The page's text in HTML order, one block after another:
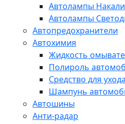
Автолампы
Автолампы
Автопредохранители
Автохимия
Жидкость
Полироль
Средство для ухода
Шампунь
Автошины
Анти-радар